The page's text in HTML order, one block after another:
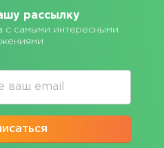
рассылку
с самыми интересными